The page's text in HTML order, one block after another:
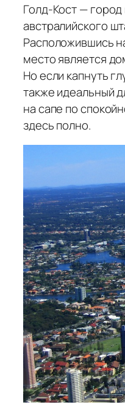
Голд-Кост —
австралийского
Расположившись
место является
Но если капнуть
также идеальный
на сапе по
здесь полно.